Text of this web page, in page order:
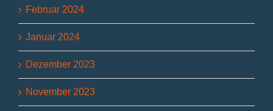
Februar 2024
Januar 2024
Dezember 2023
November 2023